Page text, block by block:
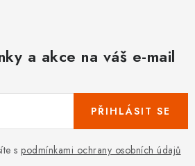
a akce na váš e-mail
s podmínkami ochrany osobních údajů
PŘIHLÁSIT SE